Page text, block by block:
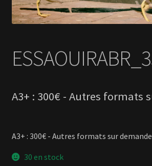
A3+ : 300€ - Autres formats sur demande
30 en stock